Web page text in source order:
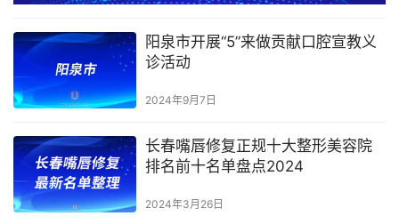
阳泉市开展“5”来做贡献口腔宣教义
诊活动
2024年9月7日
长春嘴唇修复正规十大整形美容院
排名前十名单盘点2024
2024年3月26日